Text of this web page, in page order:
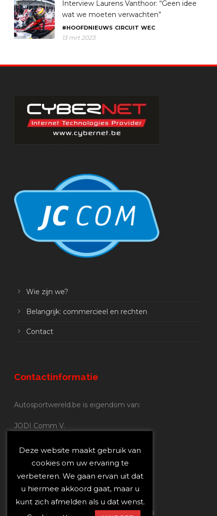
Interview Laurens Vanthoor: “Geen idee
wat we moeten verwachten”
#HOOFDNIEUWS CIRCUIT WEC
13 mrt 2023
Wie zijn we?
Belangrijk: commercieel en rechten
Contact
Contactinformatie
Autosportwereld.be is eigendom van:
JODI Comm V.
Nijverheidsstraat 70
2160 Wommelgem
Autosportwereld.be:
Redactie:joost@autosportwereld.be
Verantwoordelijke uitgever: Joost Custers
Deze website maakt gebruik van
cookies om uw ervaring te
verbeteren. We gaan ervan uit dat
u hiermee akkoord gaat, maar u
kunt zich afmelden als u dat wenst.